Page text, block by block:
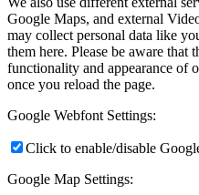
Google Maps, and external
may collect personal data like
them here. Please be aware that
functionality and appearance of
once you reload the page.
Google Webfont Settings:
Click to enable/disable
Google Map Settings: